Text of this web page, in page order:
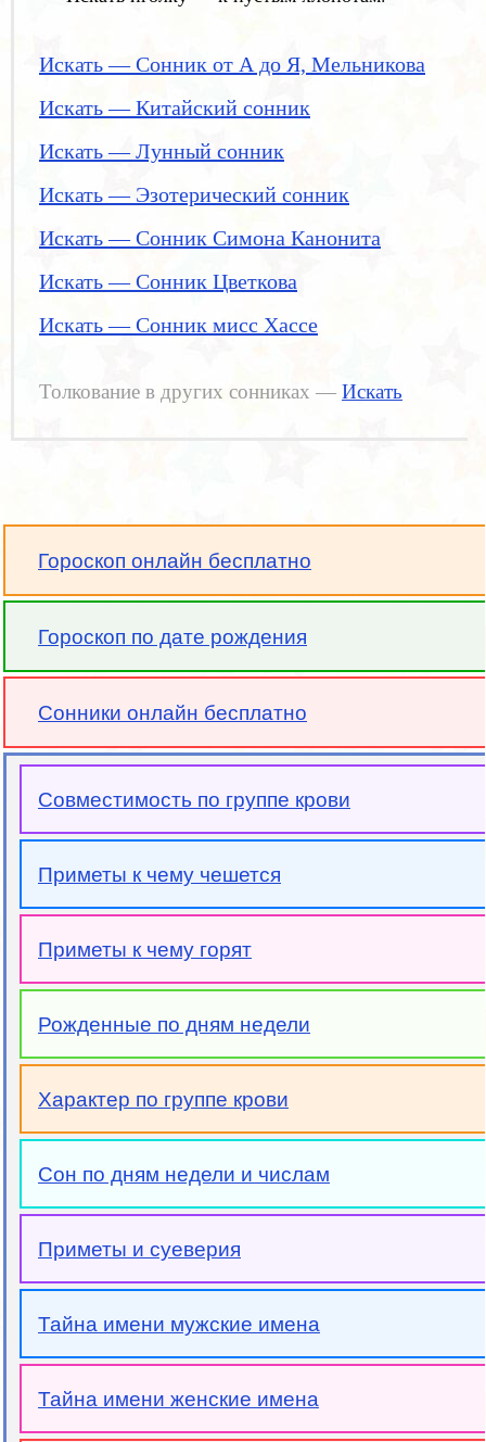
Искать — Сонник от А до Я, Мельникова
Искать — Китайский сонник
Искать — Лунный сонник
Искать — Эзотерический сонник
Искать — Сонник Симона Канонита
Искать — Сонник Цветкова
Искать — Сонник мисс Хассе
Толкование в других сонниках — Искать
Гороскоп онлайн бесплатно
Гороскоп по дате рождения
Сонники онлайн бесплатно
Совместимость по группе крови
Приметы к чему чешется
Приметы к чему горят
Рожденные по дням недели
Характер по группе крови
Сон по дням недели и числам
Приметы и суеверия
Тайна имени мужские имена
Тайна имени женские имена